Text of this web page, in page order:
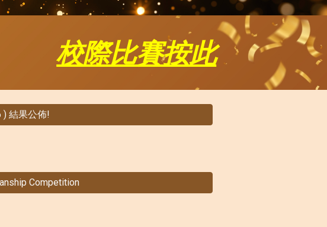
校際比賽按此
) 結果公佈!
Competition